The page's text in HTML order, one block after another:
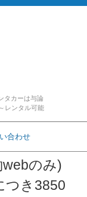
タカーは与論
レンタル可能
合わせ
のみ)
つき3850